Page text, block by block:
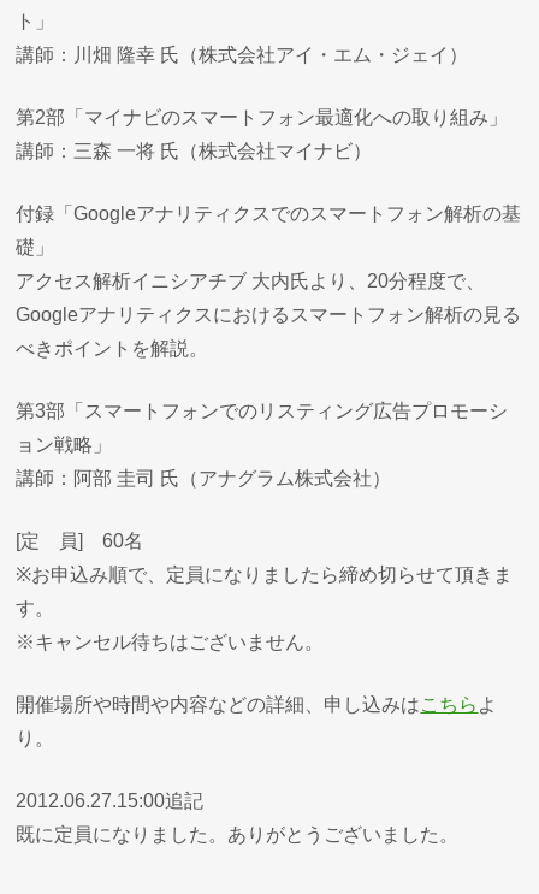
ト」
講師：川畑 隆幸 氏（株式会社アイ・エム・ジェイ）
第2部「マイナビのスマートフォン最適化への取り組み」
講師：三森 一将 氏（株式会社マイナビ）
付録「Googleアナリティクスでのスマートフォン解析の基
礎」
アクセス解析イニシアチブ 大内氏より、20分程度で、
Googleアナリティクスにおけるスマートフォン解析の見る
べきポイントを解説。
第3部「スマートフォンでのリスティング広告プロモーシ
ョン戦略」
講師：阿部 圭司 氏（アナグラム株式会社）
[定 員] 60名
※お申込み順で、定員になりましたら締め切らせて頂きま
す。
※キャンセル待ちはございません。
開催場所や時間や内容などの詳細、申し込みはこちら よ
り。
2012.06.27.15:00追記
既に定員になりました。ありがとうございました。